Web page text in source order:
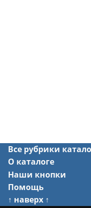
Все рубрики
О каталоге
Наши кнопки
Помощь
↑ наверх ↑